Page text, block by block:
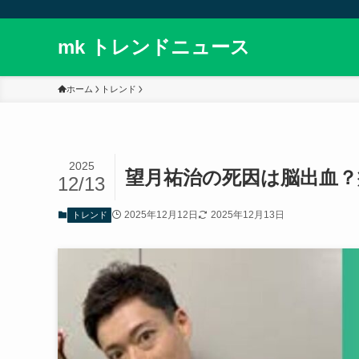
mk トレンドニュース
ホーム トレンド
望月祐治の死因は脳出血
2025
12/13
トレンド 2025年12月12日 2025年12月13日